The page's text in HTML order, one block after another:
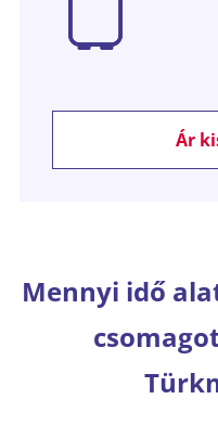
Ár
Mennyi idő